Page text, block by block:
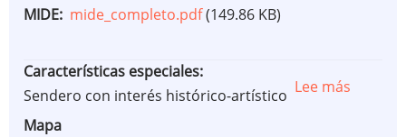
MIDE mide_completo.pdf(149.86 KB)
Características especiales
Sendero con interés histórico-artístico Lee más
Mapa